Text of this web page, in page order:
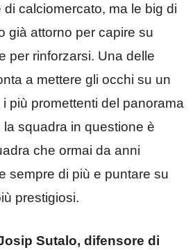
calciomercato, ma le big di
già attorno per capire su
per rinforzarsi. Una delle
a mettere gli occhi su un
più promettenti del panorama
squadra in questione è
che ormai da anni
sempre di più e puntare su
prestigiosi.
Sutalo, difensore di